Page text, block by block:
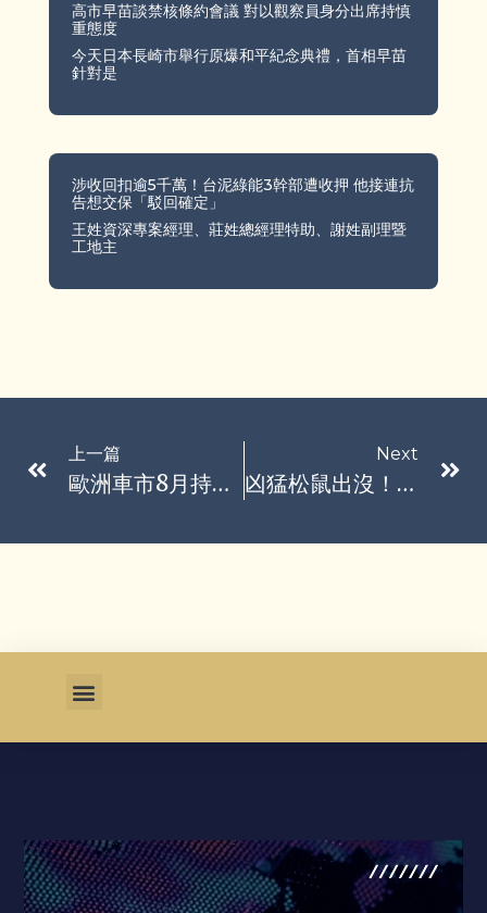
高市早苗談禁核條約會議 對以觀察員身分出席持慎
重態度
今天日本長崎市舉行原爆和平紀念典禮，首相早苗
針對是
涉收回扣逾5千萬！台泥綠能3幹部遭收押 他接連抗
告想交保「駁回確定」
王姓資深專案經理、莊姓總經理特助、謝姓副理暨
工地主
上一篇
歐洲車市8月持續成長 以油電混合車、全電動車買氣佳
Next
凶猛松鼠出沒！舊金山灣區至少2人遇襲 「鮮血直流」慘掛急診